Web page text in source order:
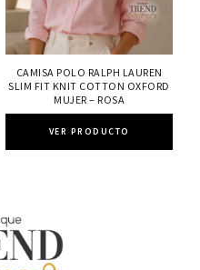
CAMISA POLO RALPH LAUREN
SLIM FIT KNIT COTTON OXFORD
MUJER – ROSA
VER PRODUCTO